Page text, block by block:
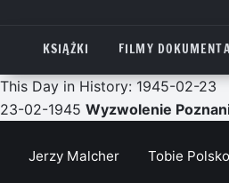
KSIĄŻKI
FILMY
This Day in History: 1945-02-23
23-02-1945 Wyzwolenie
Jerzy Malcher Tobie Polsko